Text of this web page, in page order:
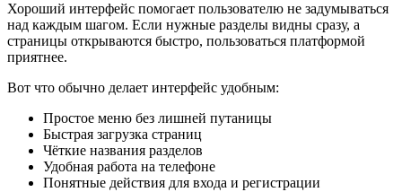
Хороший интерфейс помогает пользователю не задумываться
над каждым шагом. Если нужные разделы видны сразу, а
страницы открываются быстро, пользоваться платформой
приятнее.
Вот что обычно делает интерфейс удобным:
Простое меню без лишней путаницы
Быстрая загрузка страниц
Чёткие названия разделов
Удобная работа на телефоне
Понятные действия для входа и регистрации